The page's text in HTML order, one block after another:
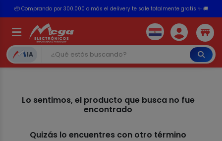
📦 Comprando por 300.000 o más el delivery te sale totalmente gratis ✨ 🚚
💳 ¡HASTA 24 CUOTAS SIN INTERÉS con tarjetas adheridas!
IA
Lo sentimos, el producto que busca no fue
encontrado
Quizás lo encuentres con otro término